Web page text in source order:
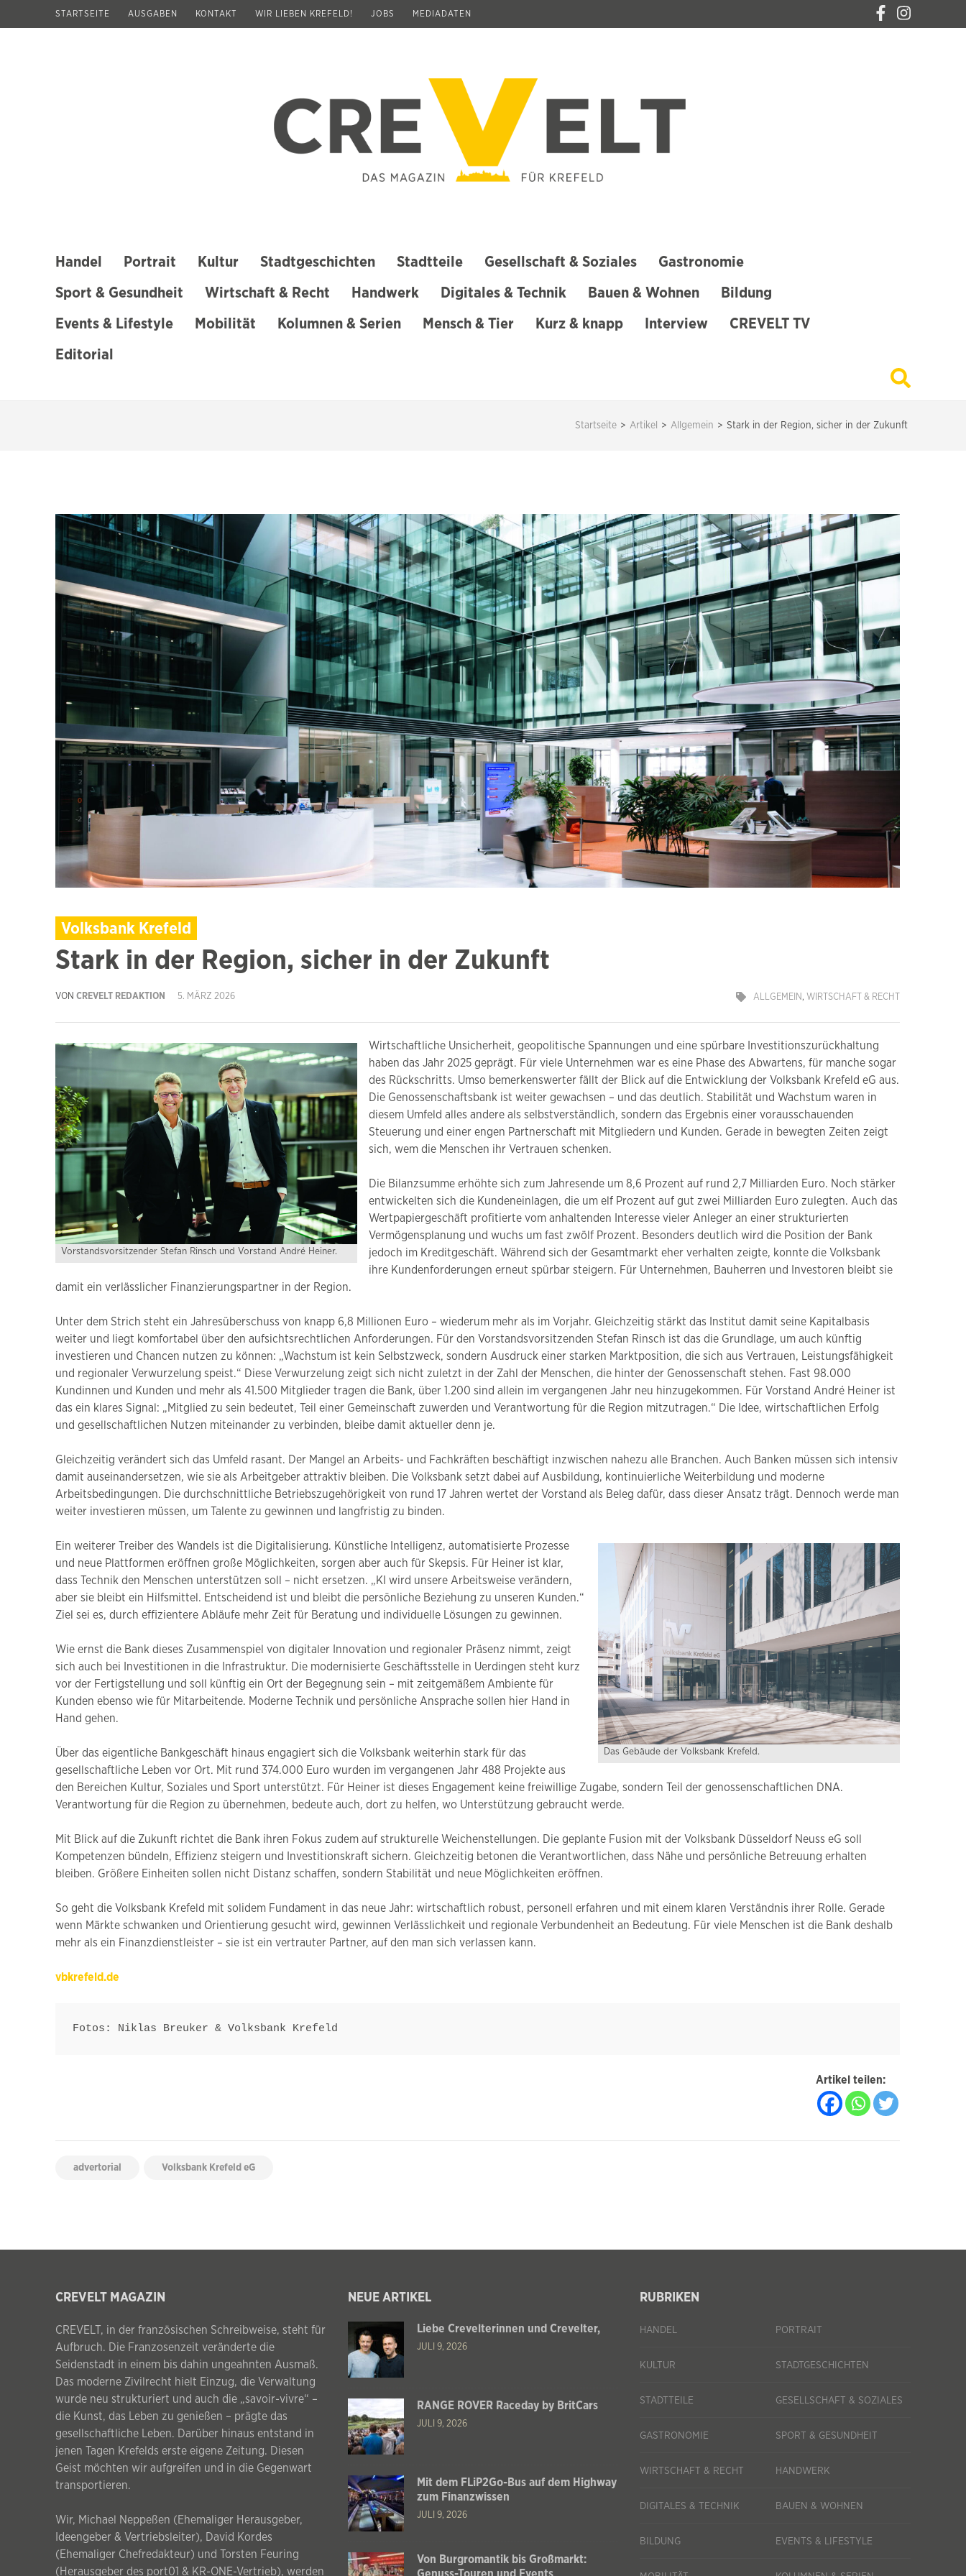
STARTSEITE AUSGABEN KONTAKT WIR LIEBEN KREFELD! JOBS MEDIADATEN
Handel Portrait Kultur Stadtgeschichten Stadtteile Gesellschaft & Soziales Gastronomie
Sport & Gesundheit Wirtschaft & Recht Handwerk Digitales & Technik Bauen & Wohnen Bildung
Events & Lifestyle Mobilität Kolumnen & Serien Mensch & Tier Kurz & knapp Interview CREVELT TV
Editorial
Startseite > Artikel > Allgemein > Stark in der Region, sicher in der Zukunft
Volksbank Krefeld
Stark in der Region, sicher in der Zukunft
VON CREVELT REDAKTION 5. MÄRZ 2026 ALLGEMEIN, WIRTSCHAFT & RECHT
Vorstandsvorsitzender Stefan Rinsch und Vorstand André Heiner.
Wirtschaftliche Unsicherheit, geopolitische Spannungen und eine spürbare Investitionszurückhaltung
haben das Jahr 2025 geprägt. Für viele Unternehmen war es eine Phase des Abwartens, für manche sogar
des Rückschritts. Umso bemerkenswerter fällt der Blick auf die Entwicklung der Volksbank Krefeld eG aus.
Die Genossenschaftsbank ist weiter gewachsen – und das deutlich. Stabilität und Wachstum waren in
diesem Umfeld alles andere als selbstverständlich, sondern das Ergebnis einer vorausschauenden
Steuerung und einer engen Partnerschaft mit Mitgliedern und Kunden. Gerade in bewegten Zeiten zeigt
sich, wem die Menschen ihr Vertrauen schenken.
Die Bilanzsumme erhöhte sich zum Jahresende um 8,6 Prozent auf rund 2,7 Milliarden Euro. Noch stärker
entwickelten sich die Kundeneinlagen, die um elf Prozent auf gut zwei Milliarden Euro zulegten. Auch das
Wertpapiergeschäft profitierte vom anhaltenden Interesse vieler Anleger an einer strukturierten
Vermögensplanung und wuchs um fast zwölf Prozent. Besonders deutlich wird die Position der Bank
jedoch im Kreditgeschäft. Während sich der Gesamtmarkt eher verhalten zeigte, konnte die Volksbank
ihre Kundenforderungen erneut spürbar steigern. Für Unternehmen, Bauherren und Investoren bleibt sie
damit ein verlässlicher Finanzierungspartner in der Region.
Unter dem Strich steht ein Jahresüberschuss von knapp 6,8 Millionen Euro – wiederum mehr als im Vorjahr. Gleichzeitig stärkt das Institut damit seine Kapitalbasis
weiter und liegt komfortabel über den aufsichtsrechtlichen Anforderungen. Für den Vorstandsvorsitzenden Stefan Rinsch ist das die Grundlage, um auch künftig
investieren und Chancen nutzen zu können: „Wachstum ist kein Selbstzweck, sondern Ausdruck einer starken Marktposition, die sich aus Vertrauen, Leistungsfähigkeit
und regionaler Verwurzelung speist.“ Diese Verwurzelung zeigt sich nicht zuletzt in der Zahl der Menschen, die hinter der Genossenschaft stehen. Fast 98.000
Kundinnen und Kunden und mehr als 41.500 Mitglieder tragen die Bank, über 1.200 sind allein im vergangenen Jahr neu hinzugekommen. Für Vorstand André Heiner ist
das ein klares Signal: „Mitglied zu sein bedeutet, Teil einer Gemeinschaft zuwerden und Verantwortung für die Region mitzutragen.“ Die Idee, wirtschaftlichen Erfolg
und gesellschaftlichen Nutzen miteinander zu verbinden, bleibe damit aktueller denn je.
Gleichzeitig verändert sich das Umfeld rasant. Der Mangel an Arbeits- und Fachkräften beschäftigt inzwischen nahezu alle Branchen. Auch Banken müssen sich intensiv
damit auseinandersetzen, wie sie als Arbeitgeber attraktiv bleiben. Die Volksbank setzt dabei auf Ausbildung, kontinuierliche Weiterbildung und moderne
Arbeitsbedingungen. Die durchschnittliche Betriebszugehörigkeit von rund 17 Jahren wertet der Vorstand als Beleg dafür, dass dieser Ansatz trägt. Dennoch werde man
weiter investieren müssen, um Talente zu gewinnen und langfristig zu binden.
Das Gebäude der Volksbank Krefeld.
Ein weiterer Treiber des Wandels ist die Digitalisierung. Künstliche Intelligenz, automatisierte Prozesse
und neue Plattformen eröffnen große Möglichkeiten, sorgen aber auch für Skepsis. Für Heiner ist klar,
dass Technik den Menschen unterstützen soll – nicht ersetzen. „KI wird unsere Arbeitsweise verändern,
aber sie bleibt ein Hilfsmittel. Entscheidend ist und bleibt die persönliche Beziehung zu unseren Kunden.“
Ziel sei es, durch effizientere Abläufe mehr Zeit für Beratung und individuelle Lösungen zu gewinnen.
Wie ernst die Bank dieses Zusammenspiel von digitaler Innovation und regionaler Präsenz nimmt, zeigt
sich auch bei Investitionen in die Infrastruktur. Die modernisierte Geschäftsstelle in Uerdingen steht kurz
vor der Fertigstellung und soll künftig ein Ort der Begegnung sein – mit zeitgemäßem Ambiente für
Kunden ebenso wie für Mitarbeitende. Moderne Technik und persönliche Ansprache sollen hier Hand in
Hand gehen.
Über das eigentliche Bankgeschäft hinaus engagiert sich die Volksbank weiterhin stark für das
gesellschaftliche Leben vor Ort. Mit rund 374.000 Euro wurden im vergangenen Jahr 488 Projekte aus
den Bereichen Kultur, Soziales und Sport unterstützt. Für Heiner ist dieses Engagement keine freiwillige Zugabe, sondern Teil der genossenschaftlichen DNA.
Verantwortung für die Region zu übernehmen, bedeute auch, dort zu helfen, wo Unterstützung gebraucht werde.
Mit Blick auf die Zukunft richtet die Bank ihren Fokus zudem auf strukturelle Weichenstellungen. Die geplante Fusion mit der Volksbank Düsseldorf Neuss eG soll
Kompetenzen bündeln, Effizienz steigern und Investitionskraft sichern. Gleichzeitig betonen die Verantwortlichen, dass Nähe und persönliche Betreuung erhalten
bleiben. Größere Einheiten sollen nicht Distanz schaffen, sondern Stabilität und neue Möglichkeiten eröffnen.
So geht die Volksbank Krefeld mit solidem Fundament in das neue Jahr: wirtschaftlich robust, personell erfahren und mit einem klaren Verständnis ihrer Rolle. Gerade
wenn Märkte schwanken und Orientierung gesucht wird, gewinnen Verlässlichkeit und regionale Verbundenheit an Bedeutung. Für viele Menschen ist die Bank deshalb
mehr als ein Finanzdienstleister – sie ist ein vertrauter Partner, auf den man sich verlassen kann.
vbkrefeld.de
Fotos: Niklas Breuker & Volksbank Krefeld
Artikel teilen:
advertorial Volksbank Krefeld eG
CREVELT MAGAZIN
CREVELT, in der französischen Schreibweise, steht für
Aufbruch. Die Franzosenzeit veränderte die
Seidenstadt in einem bis dahin ungeahnten Ausmaß.
Das moderne Zivilrecht hielt Einzug, die Verwaltung
wurde neu strukturiert und auch die „savoir-vivre“ –
die Kunst, das Leben zu genießen – prägte das
gesellschaftliche Leben. Darüber hinaus entstand in
jenen Tagen Krefelds erste eigene Zeitung. Diesen
Geist möchten wir aufgreifen und in die Gegenwart
transportieren.
Wir, Michael Neppeßen (Ehemaliger Herausgeber,
Ideengeber & Vertriebsleiter), David Kordes
(Ehemaliger Chefredakteur) und Torsten Feuring
(Herausgeber des port01 & KR-ONE-Vertrieb), werden
NEUE ARTIKEL
Liebe Crevelterinnen und Crevelter,
JULI 9, 2026
RANGE ROVER Raceday by BritCars
JULI 9, 2026
Mit dem FLiP2Go-Bus auf dem Highway
zum Finanzwissen
JULI 9, 2026
Von Burgromantik bis Großmarkt:
RUBRIKEN
HANDEL PORTRAIT
KULTUR STADTGESCHICHTEN
STADTTEILE GESELLSCHAFT & SOZIALES
GASTRONOMIE SPORT & GESUNDHEIT
WIRTSCHAFT & RECHT HANDWERK
DIGITALES & TECHNIK BAUEN & WOHNEN
BILDUNG EVENTS & LIFESTYLE